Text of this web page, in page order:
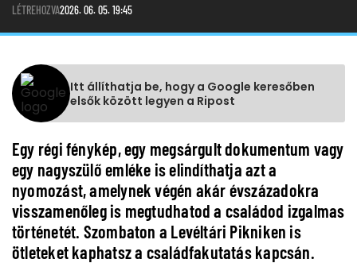
LÉTREHOZVA2026. 06. 05. 19:45
Itt állíthatja be, hogy a Google keresőben
elsők között legyen a Ripost
Egy régi fénykép, egy megsárgult dokumentum vagy
egy nagyszülő emléke is elindíthatja azt a
nyomozást, amelynek végén akár évszázadokra
visszamenőleg is megtudhatod a családod izgalmas
történetét. Szombaton a Levéltári Pikniken is
ötleteket kaphatsz a családfakutatás kapcsán.